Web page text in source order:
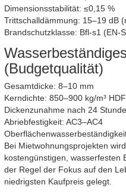
Dimensionsstabilität: ≤0,15 %
Trittschalldämmung: 15–19 dB
Brandschutzklasse: Bfl-s1 (EN-
(Budgetqualität)
Gesamtdicke: 8–10 mm
Kerndichte: 850–900 kg/m³ HDF
Dickenzunahme nach 24
Abriebfestigkeit: AC3–AC4
Bei Mietwohnungsprojekten
kostengünstigen, wasserfesten
der Regel der Fokus auf den
niedrigsten Kaufpreis gelegt.